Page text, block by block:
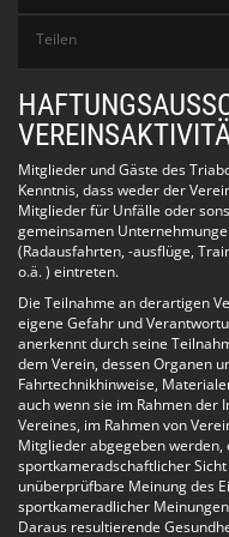
Donnerstag:
07:00-08:00 Mixed
19:00-20:00
20:00-21:00
Es gibt 4
Schwimmen,
Anfänger-
Wenn Du noch
kannst, dann bist
Du immer vorne
vielleicht das
geeignet.
Fortgeschrittenen-
Wenn es Dir leicht
unter 2 Minuten zu
Teilen
Mitglieder und Gäste des
Kenntnis, dass weder der
Mitglieder für Unfälle oder
gemeinsamen
(Radausfahrten, -ausflüge,
o.ä. ) eintreten.
Die Teilnahme an derartigen
eigene Gefahr und
anerkennt durch seine
dem Verein, dessen Organen
Fahrtechnikhinweise,
auch wenn sie im Rahmen der
Vereines, im Rahmen von
Mitglieder abgegeben
sportkameradschaftlicher
unüberprüfbare Meinung des
sportkameradlicher
Daraus resultierende